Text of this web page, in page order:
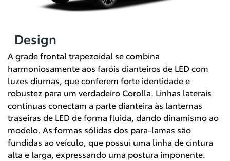
Design
A grade frontal trapezoidal se combina
harmoniosamente aos faróis dianteiros de LED com
luzes diurnas, que conferem forte identidade e
robustez para um verdadeiro Corolla. Linhas laterais
contínuas conectam a parte dianteira às lanternas
traseiras de LED de forma fluida, dando dinamismo ao
modelo. As formas sólidas dos para-lamas são
fundidas ao veículo, que possui uma linha de cintura
alta e larga, expressando uma postura imponente.